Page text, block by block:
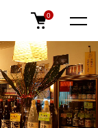
0